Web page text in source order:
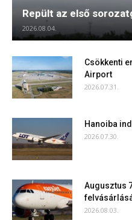
Repült az első
2026.08.04.
Csökkenti
Airport
2026.07.31.
Hanoiba
2026.07.30.
Augusztus
2026.08.03.